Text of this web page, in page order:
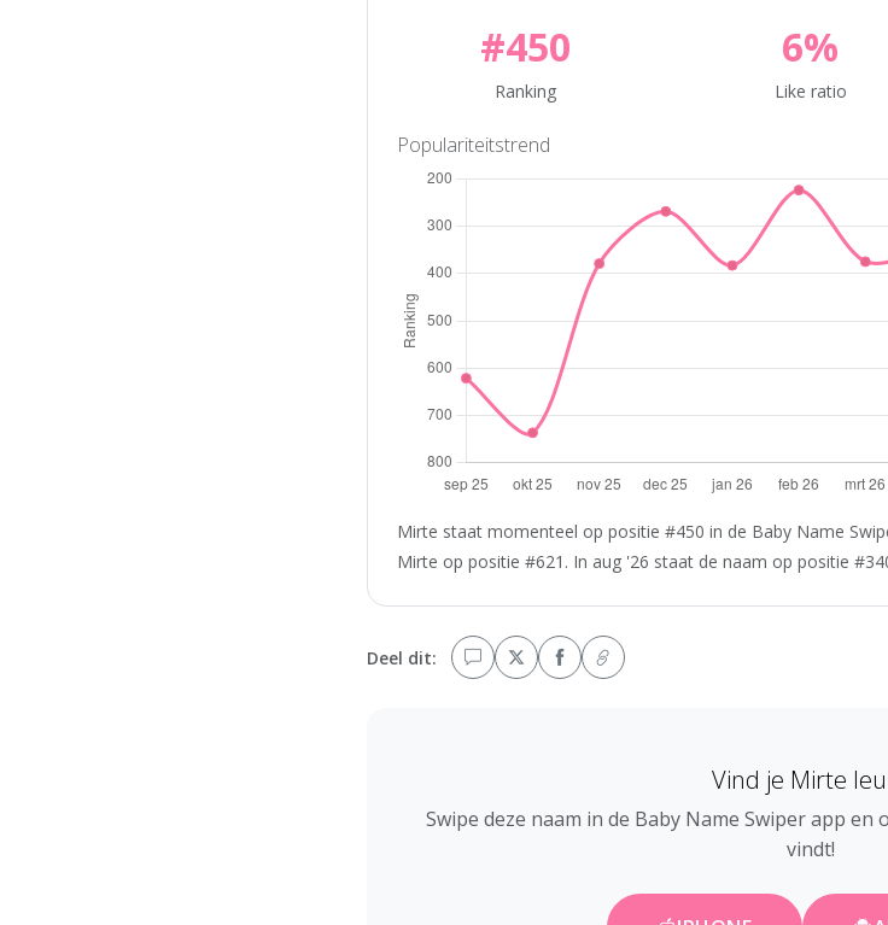
#450
Ranking
6%
Like ratio
Populariteitstrend
Mirte staat momenteel op positie #450 in de Baby Name
Mirte op positie #621. In aug '26 staat de naam op positie
Deel dit:
Vind je Mirte
Swipe deze naam in de Baby Name Swiper app
vindt!